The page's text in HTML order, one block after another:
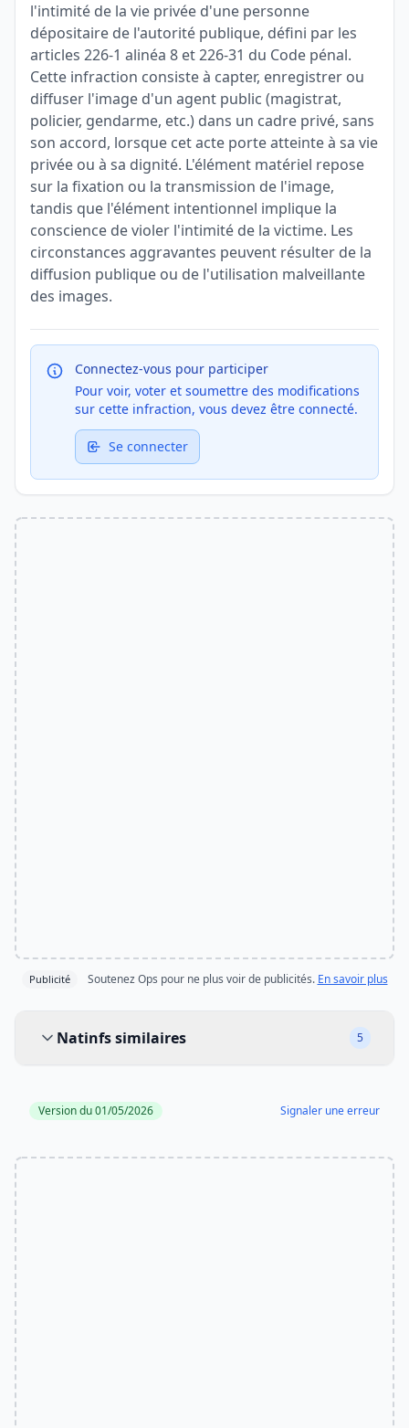
l'intimité de la vie privée d'une personne
dépositaire de l'autorité publique, défini par les
articles 226-1 alinéa 8 et 226-31 du Code pénal.
Cette infraction consiste à capter, enregistrer ou
diffuser l'image d'un agent public (magistrat,
policier, gendarme, etc.) dans un cadre privé, sans
son accord, lorsque cet acte porte atteinte à sa vie
privée ou à sa dignité. L'élément matériel repose
sur la fixation ou la transmission de l'image,
tandis que l'élément intentionnel implique la
conscience de violer l'intimité de la victime. Les
circonstances aggravantes peuvent résulter de la
diffusion publique ou de l'utilisation malveillante
des images.
Connectez-vous pour participer
Pour voir, voter et soumettre des modifications
sur cette infraction, vous devez être connecté.
Se connecter
Publicité Soutenez Ops pour ne plus voir de publicités. En savoir plus
Natinfs similaires
5
Version du 01/05/2026 Signaler une erreur